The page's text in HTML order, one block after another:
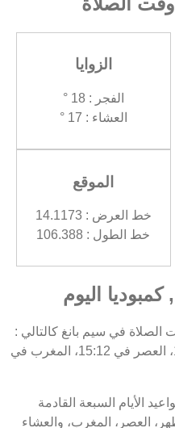
الزوايا
الفجر : 18 °
العشاء : 17 °
الموقع
خط العرض : 14.1173
خط الطول : 106.388
اليوم
06/08/2026 ، أوقات الصلاة في سيم بانغ كالتالي :
الفجر في 04:24، الظهر في 12:00، العصر في 15:12، المغرب في
الأيام السبعة القادمة
العصر، المغرب، والعشاء